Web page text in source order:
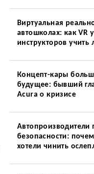
Виртуальная
автошколах: как VR
инструкторов учить
Концепт-кары
будущее: бывший
Acura о кризисе
Автопроизводители
безопасности:
хотели чинить